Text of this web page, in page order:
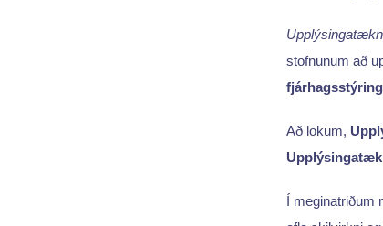
stofnunum að
Að lokum,
Í meginatriðum